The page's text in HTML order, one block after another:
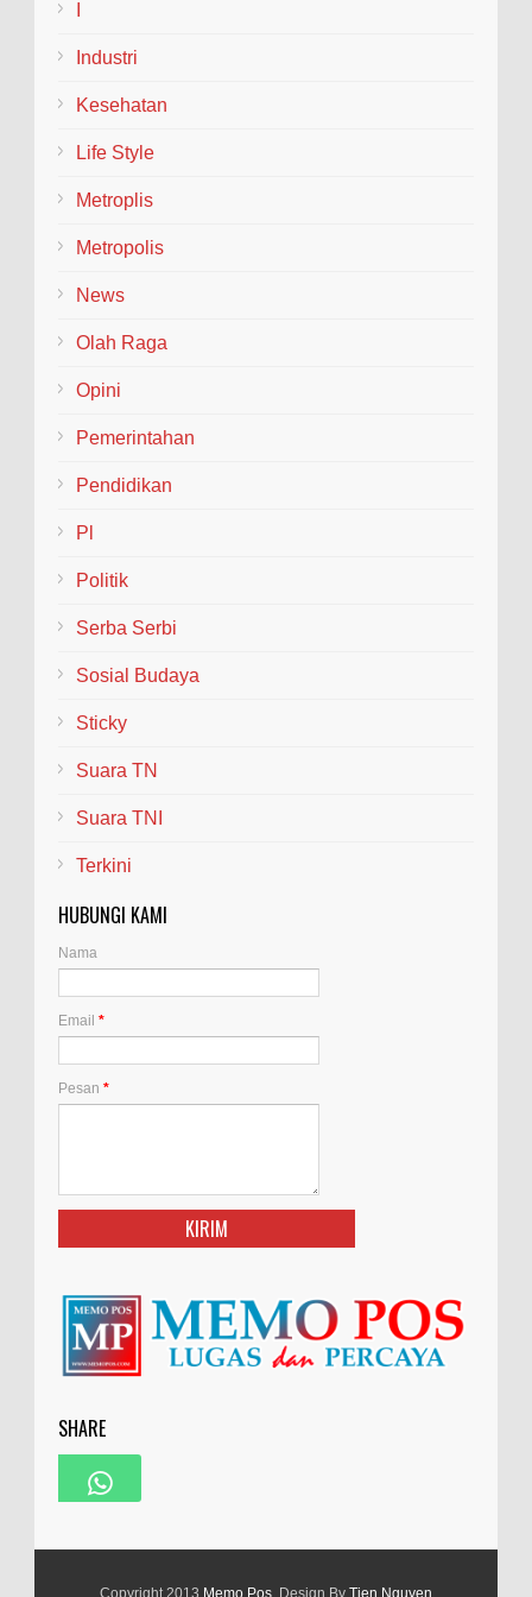
Industri
Kesehatan
Life Style
Metroplis
Metropolis
News
Olah Raga
Opini
Pemerintahan
Pendidikan
Pl
Politik
Serba Serbi
Sosial Budaya
Sticky
Suara TN
Suara TNI
Terkini
HUBUNGI KAMI
Nama
Email *
Pesan *
SHARE